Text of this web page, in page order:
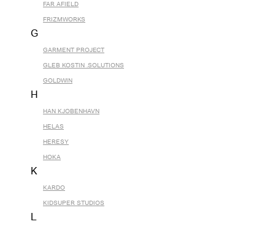
FAR AFIELD
FRIZMWORKS
G
GARMENT PROJECT
GLEB KOSTIN .SOLUTIONS
GOLDWIN
H
HAN KJOBENHAVN
HELAS
HERESY
HOKA
K
KARDO
KIDSUPER STUDIOS
L